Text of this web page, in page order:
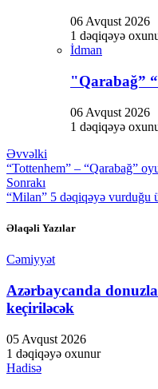
06 Avqust 2026
1 dəqiqəyə
İdman
"Qarabağ”
06 Avqust 2026
1 dəqiqəyə
Əvvəlki
“Tottenhem” – “Qarabağ”
Sonrakı
“Milan” 5 dəqiqəyə
Əlaqəli Yazılar
Cəmiyyət
Azərbaycanda
keçiriləcək
05 Avqust 2026
1 dəqiqəyə oxunur
Hadisə